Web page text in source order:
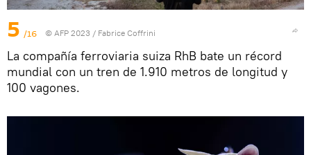
5 /16 © AFP 2023 / Fabrice Coffrini
La compañía ferroviaria suiza RhB bate un récord
mundial con un tren de 1.910 metros de longitud y
100 vagones.